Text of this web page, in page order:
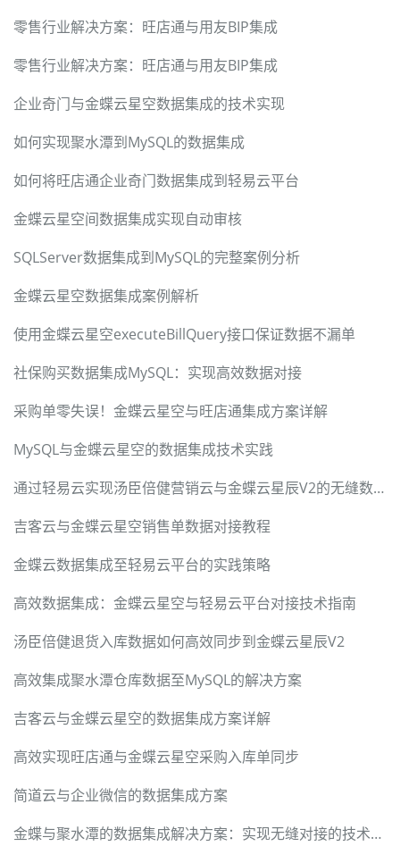
零售行业解决方案：旺店通与用友BIP集成
零售行业解决方案：旺店通与用友BIP集成
企业奇门与金蝶云星空数据集成的技术实现
如何实现聚水潭到MySQL的数据集成
如何将旺店通企业奇门数据集成到轻易云平台
金蝶云星空间数据集成实现自动审核
SQLServer数据集成到MySQL的完整案例分析
金蝶云星空数据集成案例解析
使用金蝶云星空executeBillQuery接口保证数据不漏单
社保购买数据集成MySQL：实现高效数据对接
采购单零失误！金蝶云星空与旺店通集成方案详解
MySQL与金蝶云星空的数据集成技术实践
通过轻易云实现汤臣倍健营销云与金蝶云星辰V2的无缝数据对接
吉客云与金蝶云星空销售单数据对接教程
金蝶云数据集成至轻易云平台的实践策略
高效数据集成：金蝶云星空与轻易云平台对接技术指南
汤臣倍健退货入库数据如何高效同步到金蝶云星辰V2
高效集成聚水潭仓库数据至MySQL的解决方案
吉客云与金蝶云星空的数据集成方案详解
高效实现旺店通与金蝶云星空采购入库单同步
简道云与企业微信的数据集成方案
金蝶与聚水潭的数据集成解决方案：实现无缝对接的技术探讨